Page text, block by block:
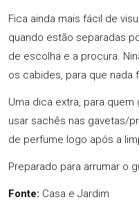
Fica ainda mais fácil de
quando estão separadas
de escolha e a procura.
os cabides, para que nada
Uma dica extra, para
usar sachês nas gavetas/
de perfume logo após a
Preparado para arrumar o
Fonte: Casa e Jardim